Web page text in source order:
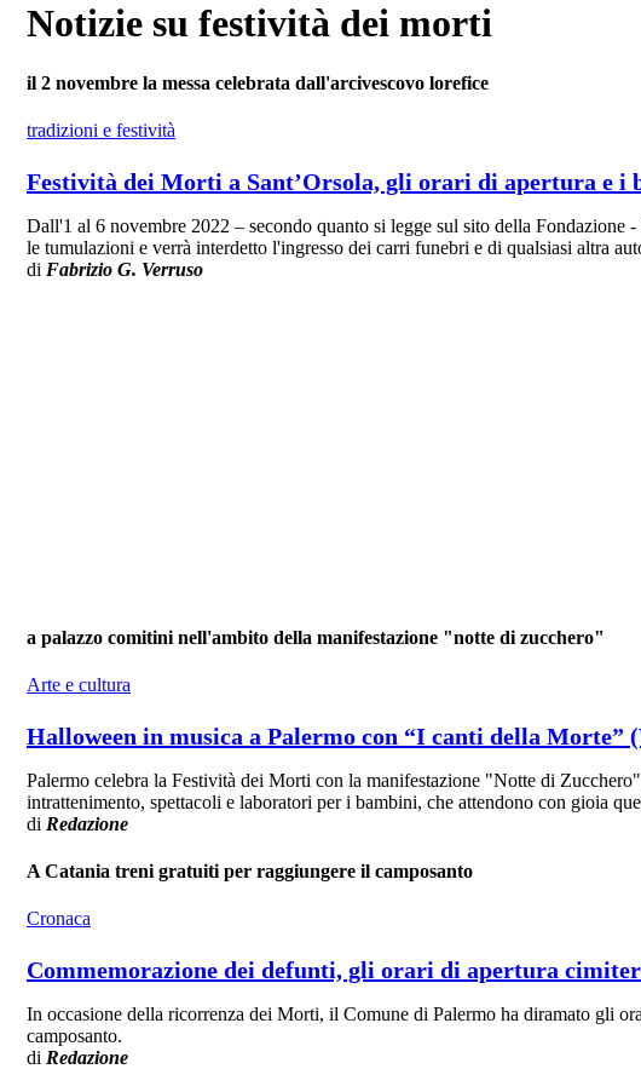
Notizie su festività dei morti
il 2 novembre la messa celebrata dall'arcivescovo lorefice
tradizioni e festività
Festività dei Morti a Sant’Orsola, gli orari di apertura e i
Dall'1 al 6 novembre 2022 – secondo quanto si legge sul sito della
le tumulazioni e verrà interdetto l'ingresso dei carri funebri e di qualsiasi altra
di Fabrizio G. Verruso
a palazzo comitini nell'ambito della manifestazione "notte di zucchero"
Arte e cultura
Halloween in musica a Palermo con “I canti della Morte”
Palermo celebra la Festività dei Morti con la manifestazione "Notte di
intrattenimento, spettacoli e laboratori per i bambini, che attendono con gioia
di Redazione
A Catania treni gratuiti per raggiungere il camposanto
Cronaca
Commemorazione dei defunti, gli orari di apertura
In occasione della ricorrenza dei Morti, il Comune di Palermo ha diramato gli
camposanto.
di Redazione